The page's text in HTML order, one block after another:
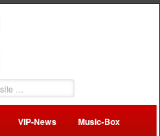
VIP-News Music-Box